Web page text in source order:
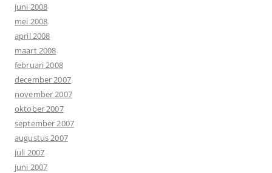
juni 2008
mei 2008
april 2008
maart 2008
februari 2008
december 2007
november 2007
oktober 2007
september 2007
augustus 2007
juli 2007
juni 2007